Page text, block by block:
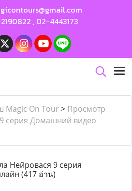
, 02-4443173
Magic On Tour > Просмотр
серия Домашний видео
Нейровася 9 серия
(417 อ่าน)